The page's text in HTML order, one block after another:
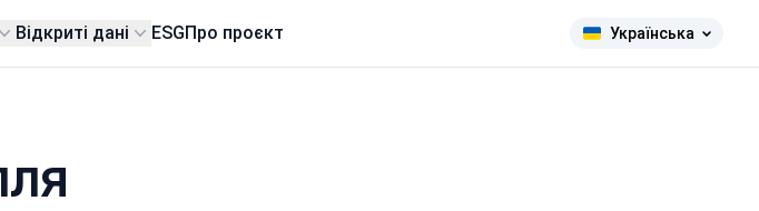
Відкриті дані ESGПро проєкт Українська